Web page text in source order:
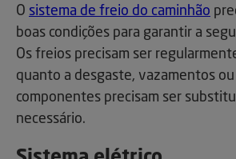
O sistema de freio do caminhão
boas condições para garantir a
Os freios precisam ser
quanto a desgaste, vazamentos
componentes precisam ser
necessário.